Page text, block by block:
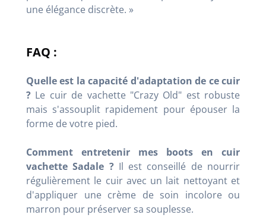
une élégance discrète. »
FAQ :
Quelle est la capacité d'adaptation de ce cuir
? Le cuir de vachette "Crazy Old" est robuste
mais s'assouplit rapidement pour épouser la
forme de votre pied.
Comment entretenir mes boots en cuir
vachette Sadale ?Il est conseillé de nourrir
régulièrement le cuir avec un lait nettoyant et
d'appliquer une crème de soin incolore ou
marron pour préserver sa souplesse.